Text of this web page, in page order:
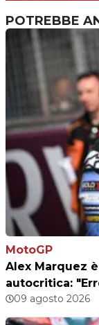
POTREBBE
MotoGP
Alex Marquez
autocritica:
09 agosto 2026